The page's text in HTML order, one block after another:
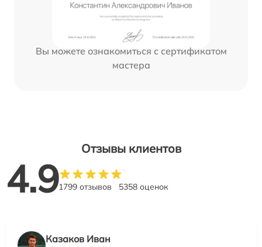
Вы можете ознакомиться с сертификатом
мастера
Отзывы клиентов
4.91799 отзывов 5358 оценок
Казаков Иван